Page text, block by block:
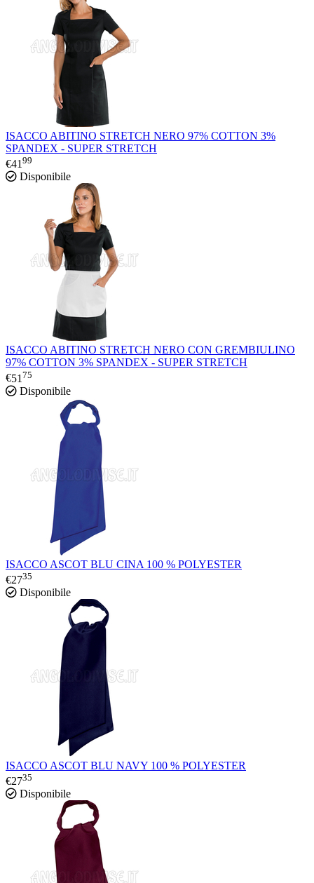
ISACCO ABITINO STRETCH NERO 97% COTTON 3%
SPANDEX - SUPER STRETCH
€4199
Disponibile
ISACCO ABITINO STRETCH NERO CON GREMBIULINO
97% COTTON 3% SPANDEX - SUPER STRETCH
€51 75
Disponibile
ISACCO ASCOT BLU CINA 100 % POLYESTER
€2735
Disponibile
ISACCO ASCOT BLU NAVY 100 % POLYESTER
€2735
Disponibile